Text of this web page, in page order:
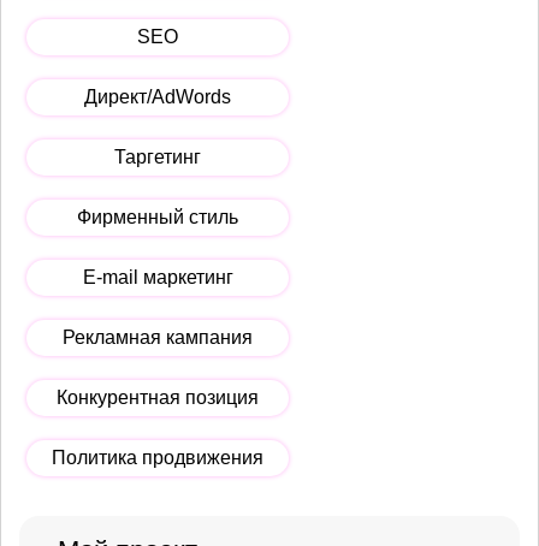
SEO
Директ/AdWords
Таргетинг
Фирменный стиль
E-mail маркетинг
Рекламная кампания
Конкурентная позиция
Политика продвижения